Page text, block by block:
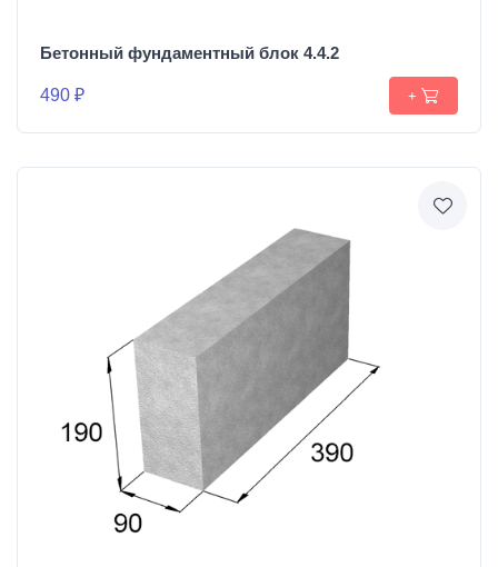
Бетонный фундаментный блок 4.4.2
490 ₽ +